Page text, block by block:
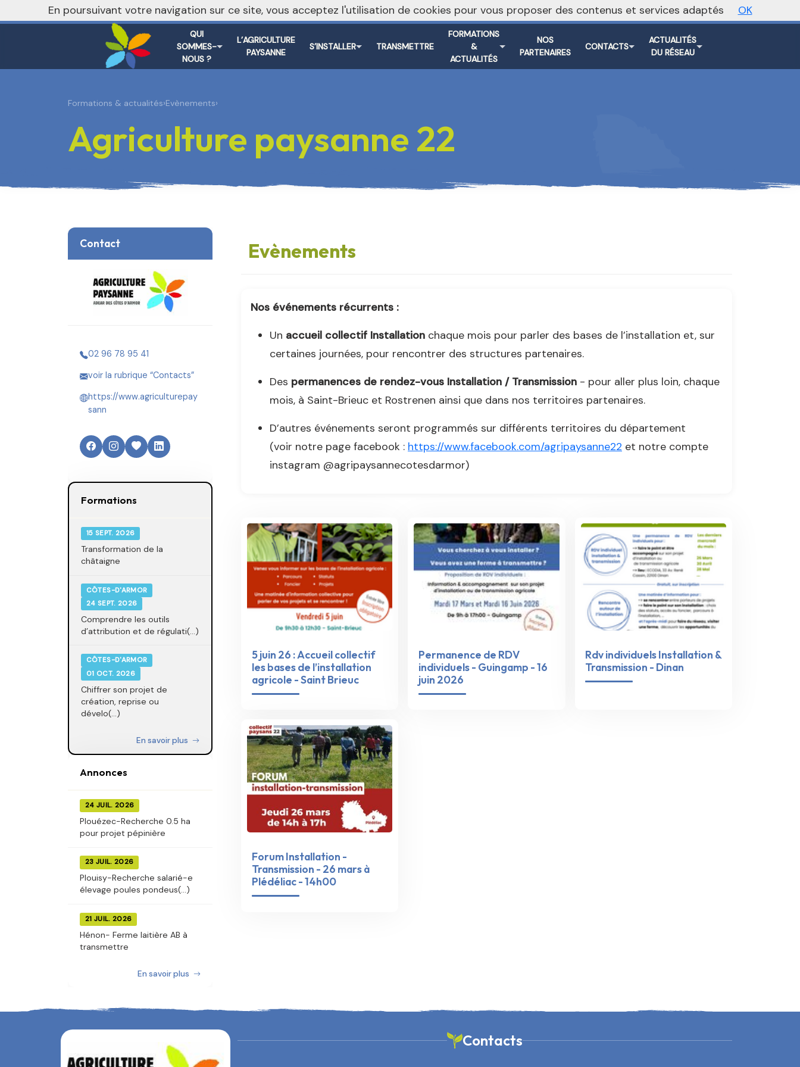
Vers le site national
QUI
SOMMES-
NOUS ?
L’AGRICULTURE
PAYSANNE
S’INSTALLER TRANSMETTRE
FORMATIONS
&
ACTUALITÉS
NOS
PARTENAIRES
CONTACTS
ACTUALITÉS
DU RÉSEAU
nivo_2026: 1
Formations & actualités›Evènements›
Agriculture paysanne 22
Contact
02 96 78 95 41
voir la rubrique “Contacts”
https://www.agriculturepay
sann
Formations
15 SEPT. 2026
Transformation de la
châtaigne
CÔTES-D'ARMOR
24 SEPT. 2026
Comprendre les outils
d’attribution et de régulati(...)
CÔTES-D'ARMOR
01 OCT. 2026
Chiffrer son projet de
création, reprise ou
dévelo(...)
En savoir plus
Annonces
24 JUIL. 2026
Plouézec-Recherche 0.5 ha
pour projet pépinière
23 JUIL. 2026
Plouisy-Recherche salarié-e
élevage poules pondeus(...)
21 JUIL. 2026
Hénon- Ferme laitière AB à
transmettre
En savoir plus
Evènements
Nos événements récurrents :
Un accueil collectif Installation chaque mois pour parler des bases de l’installation et, sur
certaines journées, pour rencontrer des structures partenaires.
Des permanences de rendez-vous Installation / Transmission - pour aller plus loin, chaque
mois, à Saint-Brieuc et Rostrenen ainsi que dans nos territoires partenaires.
D’autres événements seront programmés sur différents territoires du département
(voir notre page facebook : https://www.facebook.com/agripaysanne22 et notre compte
instagram @agripaysannecotesdarmor)
5 juin 26 : Accueil collectif
les bases de l’installation
agricole - Saint Brieuc
Permanence de RDV
individuels - Guingamp - 16
juin 2026
Rdv individuels Installation &
Transmission - Dinan
Forum Installation -
Transmission - 26 mars à
Plédéliac - 14h00
Contacts
En poursuivant votre navigation sur ce site, vous acceptez l'utilisation de cookies pour vous proposer des contenus et services adaptés OK